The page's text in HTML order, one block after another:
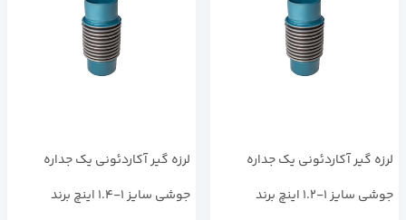
لرزه گیر آکاردئونی یک جداره
جوشی سایز 1-1.2 اینچ برند
لرزه گیر آکاردئونی یک جداره
جوشی سایز 1-1.4 اینچ برند